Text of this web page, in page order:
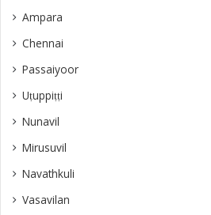
Ampara
Chennai
Passaiyoor
Uṭuppiṭṭi
Nunavil
Mirusuvil
Navathkuli
Vasavilan